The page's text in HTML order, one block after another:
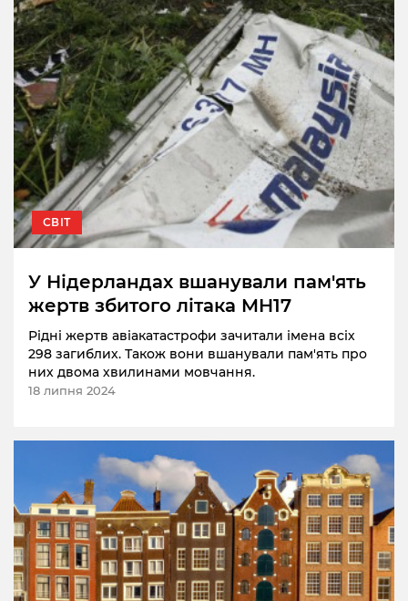
СВІТ
У Нідерландах вшанували пам'ять
жертв збитого літака MH17
Рідні жертв авіакатастрофи зачитали імена всіх
298 загиблих. Також вони вшанували пам'ять про
них двома хвилинами мовчання.
18 липня 2024